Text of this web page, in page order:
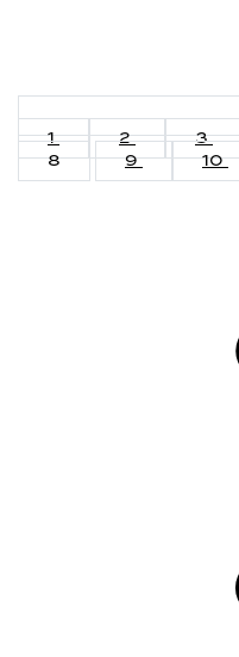
1 2 3
8
9 10